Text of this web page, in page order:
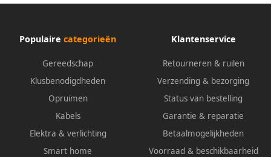
Populaire categorieën
Gereedschap
Klusbenodigdheden
Opruimen
Kabels
Elektra & verlichting
Smart home
Klantenservice
Retourneren & ruilen
Verzending & bezorging
Status van bestelling
Garantie & reparatie
Betaalmogelijkheden
Voorraad & beschikbaarheid